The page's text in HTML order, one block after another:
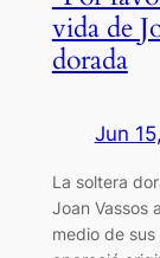
vida de
dorada
Jun
La soltera
Joan Vassos
medio de